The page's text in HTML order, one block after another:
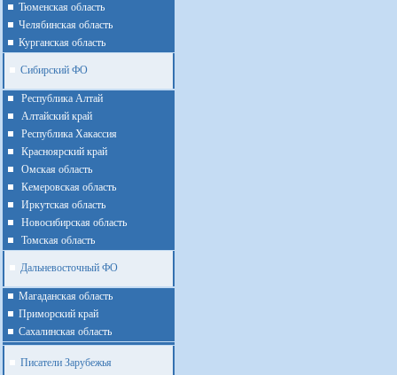
Тюменская область
Челябинская область
Курганская область
Сибирский ФО
Республика Алтай
Алтайcкий край
Республика Хакассия
Красноярский край
Омская область
Кемеровская область
Иркутская область
Новосибирская область
Томская область
Дальневосточный ФО
Магаданская область
Приморский край
Cахалинская область
Писатели Зарубежья